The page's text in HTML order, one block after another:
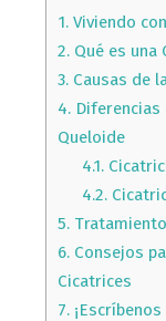
1.Viviendo
2.Qué es una
3.Causas de
4.Diferencias
Queloide
4.1.
4.2.
5.
6.Consejos
Cicatrices
7.